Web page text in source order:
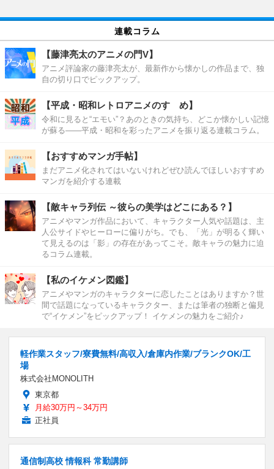
連載コラム
【藤津亮太のアニメの門V】
アニメ評論家の藤津亮太が、最新作から懐かしの作品まで、独
自の切り口でピックアップ。
【平成・昭和レトロアニメのすゝめ】
令和に見ると“エモい”？あのときの気持ち、どこか懐かしい記憶
が蘇る――平成・昭和を彩ったアニメを振り返る連載コラム。
【おすすめマンガ手帖】
まだアニメ化されてはいないけれどぜひ読んでほしいおすすめ
マンガを紹介する連載
【敵キャラ列伝 ～彼らの美学はどこにある？】
アニメやマンガ作品において、キャラクター人気や話題は、主
人公サイドやヒーローに偏りがち。でも、「光」が明るく輝い
て見えるのは「影」の存在があってこそ。敵キャラの魅力に迫
るコラム連載。
【私のイケメン図鑑】
アニメやマンガのキャラクターに恋したことはありますか？世
間で話題になっているキャラクター、または筆者の独断と偏見
で“イケメン”をピックアップ！ イケメンの魅力をご紹介♪
軽作業スタッフ/寮費無料/高収入/倉庫内作業/ブランクOK/工
場
株式会社MONOLITH
東京都
月給30万円～34万円
正社員
通信制高校 情報科 常勤講師